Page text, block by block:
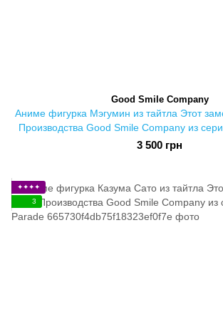
Good Smile Company
Аниме фигурка Мэгумин из тайтла Этот
Производства Good Smile Company из
3 500 грн
✦✦✦✦
3